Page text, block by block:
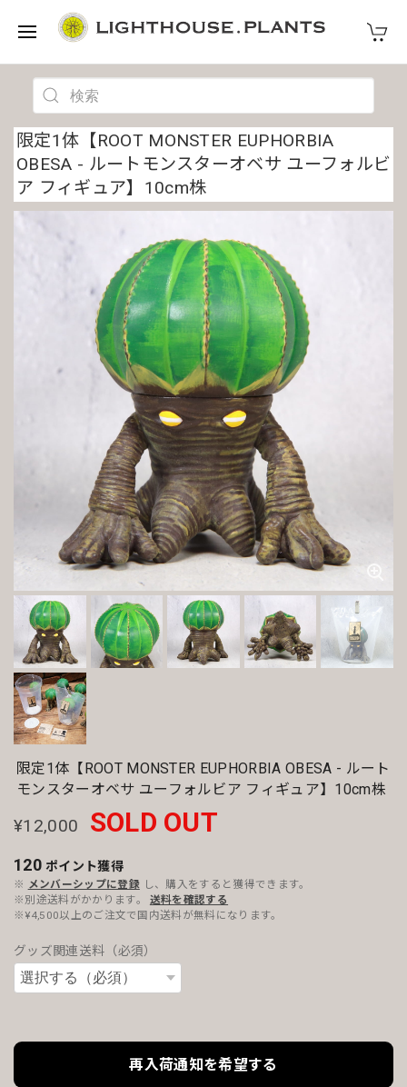
限定1体【ROOT MONSTER EUPHORBIA
OBESA - ルートモンスターオベサ ユーフォルビ
ア フィギュア】10cm株
限定1体【ROOT MONSTER EUPHORBIA OBESA - ルート
モンスターオベサ ユーフォルビア フィギュア】10cm株
¥12,000 SOLD OUT
120 ポイント獲得
※ メンバーシップに登録 し、購入をすると獲得できます。
※別途送料がかかります。
送料を確認する
※¥4,500以上のご注文で国内送料が無料になります。
グッズ関連送料（必須）
再入荷通知を希望する